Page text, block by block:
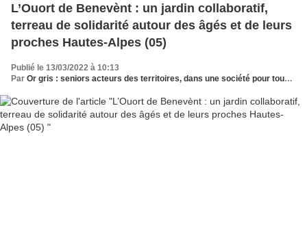
L’Ouort de Benevènt : un jardin collaboratif,
terreau de solidarité autour des âgés et de leurs
proches Hautes-Alpes (05)
Publié le 13/03/2022 à 10:13
Par Or gris : seniors acteurs des territoires, dans une société pour tous les âges